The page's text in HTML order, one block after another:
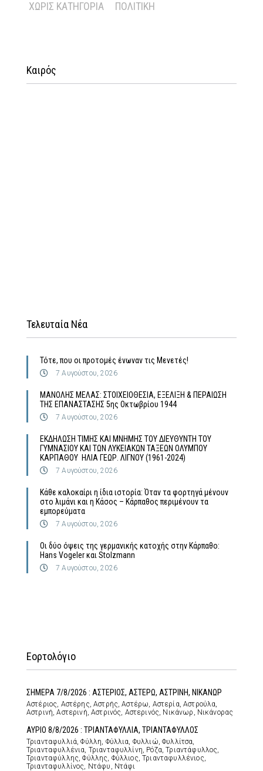
ΧΩΡΊΣ ΚΑΤΗΓΟΡΊΑ ΠΟΛΙΤΙΚΉ
Καιρός
Τελευταία Νέα
Τότε, που οι προτομές ένωναν τις Μενετές!
7 Αυγούστου, 2026
MΑΝΟΛΗΣ ΜΕΛΑΣ: ΣΤΟΙΧΕΙΟΘΕΣΙΑ, ΕΞΕΛΙΞΗ & ΠΕΡΑΙΩΣΗ
ΤΗΣ ΕΠΑΝΑΣΤΑΣΗΣ 5ης Οκτωβρίου 1944
7 Αυγούστου, 2026
ΕΚΔΗΛΩΣΗ ΤΙΜΗΣ ΚΑΙ ΜΝΗΜΗΣ ΤΟΥ ΔΙΕΥΘΥΝΤΗ ΤΟΥ
ΓΥΜΝΑΣΙΟΥ ΚΑΙ ΤΩΝ ΛΥΚΕΙΑΚΩΝ ΤΑΞΕΩΝ ΟΛΥΜΠΟΥ
ΚΑΡΠΑΘΟΥ ΗΛΙΑ ΓΕΩΡ. ΛΙΓΝΟΥ (1961-2024)
7 Αυγούστου, 2026
Κάθε καλοκαίρι η ίδια ιστορία: Όταν τα φορτηγά μένουν
στο λιμάνι και η Κάσος – Κάρπαθος περιμένουν τα
εμπορεύματα
7 Αυγούστου, 2026
Οι δύο όψεις της γερμανικής κατοχής στην Κάρπαθο:
Hans Vogeler και Stolzmann
7 Αυγούστου, 2026
Εορτολόγιο
ΣΗΜΕΡΑ 7/8/2026 : ΑΣΤΕΡΙΟΣ, ΑΣΤΕΡΩ, ΑΣΤΡΙΝΗ, ΝΙΚΑΝΩΡ
Αστέριος, Αστέρης, Αστρής, Αστέρω, Αστερία, Αστρούλα,
Αστρινή, Αστερινή, Αστρινός, Αστερινός, Νικάνωρ, Νικάνορας
ΑΥΡΙΟ 8/8/2026 : ΤΡΙΑΝΤΑΦΥΛΛΙΑ, ΤΡΙΑΝΤΑΦΥΛΛΟΣ
Τριανταφυλλιά, Φύλλη, Φύλλια, Φυλλιώ, Φυλλίτσα,
Τριανταφυλλένια, Τριανταφυλλίνη, Ρόζα, Τριαντάφυλλος,
Τριανταφύλλης, Φύλλης, Φύλλιος, Τριανταφυλλένιος,
Τριανταφυλλίνος, Ντάφυ, Ντάφι